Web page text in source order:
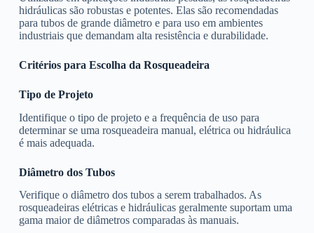
hidráulicas são robustas e potentes. Elas são recomendadas
para tubos de grande diâmetro e para uso em ambientes
industriais que demandam alta resistência e durabilidade.
Critérios para Escolha da Rosqueadeira
Tipo de Projeto
Identifique o tipo de projeto e a frequência de uso para
determinar se uma rosqueadeira manual, elétrica ou hidráulica
é mais adequada.
Diâmetro dos Tubos
Verifique o diâmetro dos tubos a serem trabalhados. As
rosqueadeiras elétricas e hidráulicas geralmente suportam uma
gama maior de diâmetros comparadas às manuais.